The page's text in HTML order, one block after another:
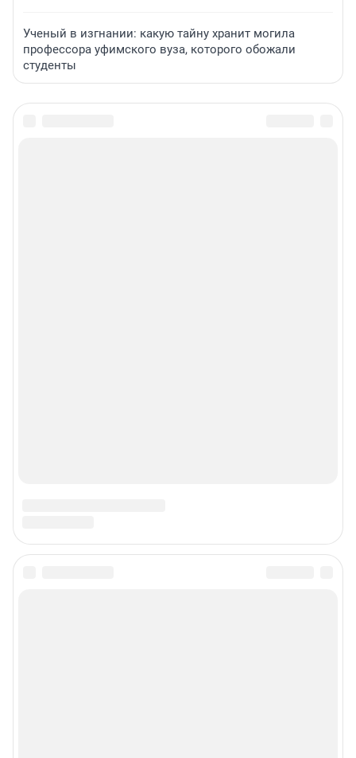
Ученый в изгнании: какую тайну хранит могила
профессора уфимского вуза, которого обожали
студенты